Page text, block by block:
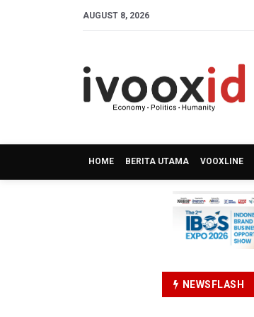
AUGUST 8, 2026
HOME BERITA UTAMA VOOXLINE
NEWSFLASH